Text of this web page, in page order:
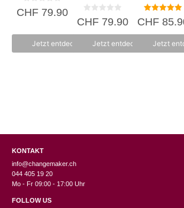
0
v
CHF79.90
Jetzt entdecken
0
v
CHF79.90
Jetzt entdecken
5.00
von 5
CHF
Jetzt
KONTAKT
info@changemaker.ch
044 405 19 20
Mo - Fr 09:00 - 17:00 Uhr
FOLLOW US